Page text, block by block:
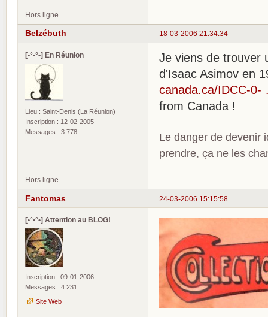
Hors ligne
18-03-2006 21:34:34
Belzébuth
[•°•°•] En Réunion
Lieu : Saint-Denis (La Réunion)
Inscription : 12-02-2005
Messages : 3 778
Je viens de trouver
d'Isaac Asimov en
canada.ca/IDCC-
from Canada !
Le danger de devenir
prendre, ça ne les
Hors ligne
24-03-2006 15:15:58
Fantomas
[•°•°•] Attention au BLOG!
Inscription : 09-01-2006
Messages : 4 231
Site Web